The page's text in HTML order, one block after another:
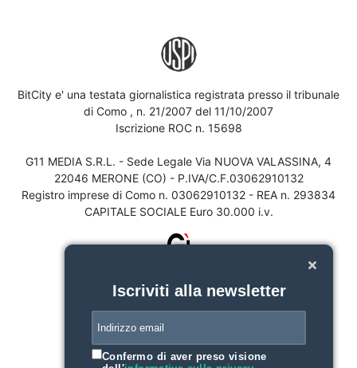
BitCity e' una testata giornalistica registrata presso il tribunale
di Como , n. 21/2007 del 11/10/2007
Iscrizione ROC n. 15698
G11 MEDIA S.R.L. - Sede Legale Via NUOVA VALASSINA, 4
22046 MERONE (CO) - P.IVA/C.F.03062910132
Registro imprese di Como n. 03062910132 - REA n. 293834
CAPITALE SOCIALE Euro 30.000 i.v.
Iscriviti alla newsletter
Confermo di aver preso visione